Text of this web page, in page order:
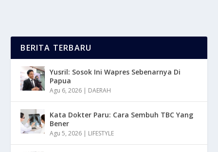
BERITA TERBARU
Yusril: Sosok Ini Wapres Sebenarnya Di
Papua
Agu 6, 2026 | DAERAH
Kata Dokter Paru: Cara Sembuh TBC Yang
Bener
Agu 5, 2026 | LIFESTYLE